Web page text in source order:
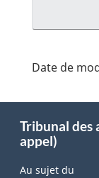
Date de
this
site
Tribunal des
appel)
Au sujet du